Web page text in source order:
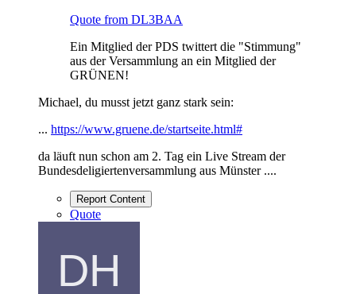
Quote from DL3BAA
Ein Mitglied der PDS twittert die "Stimmung"
aus der Versammlung an ein Mitglied der
GRÜNEN!
Michael, du musst jetzt ganz stark sein:
... https://www.gruene.de/startseite.html#
da läuft nun schon am 2. Tag ein Live Stream der
Bundesdeligiertenversammlung aus Münster ....
Report Content
Quote